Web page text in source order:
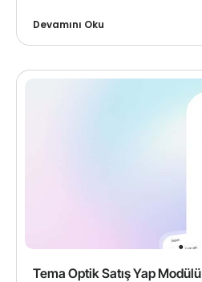
Devamını Oku
Tema Optik Satış Yap Modülü